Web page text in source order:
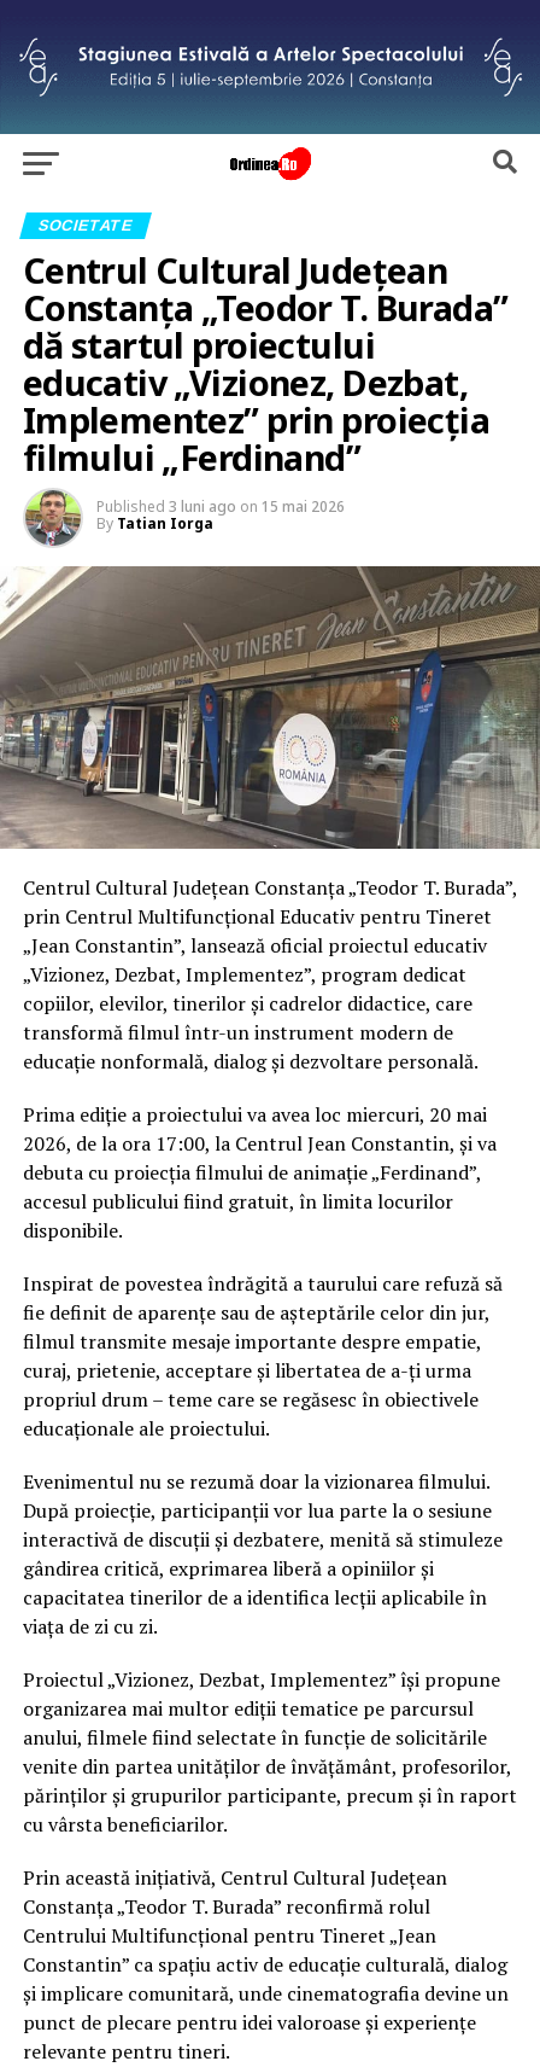
SOCIETATE
Centrul Cultural Județean
Constanța „Teodor T. Burada”
dă startul proiectului
educativ „Vizionez, Dezbat,
Implementez” prin proiecția
filmului „Ferdinand”
Published 3 luni ago on 15 mai 2026
By Tatian Iorga
Centrul Cultural Județean Constanța „Teodor T. Burada”,
prin Centrul Multifuncțional Educativ pentru Tineret
„Jean Constantin”, lansează oficial proiectul educativ
„Vizionez, Dezbat, Implementez”, program dedicat
copiilor, elevilor, tinerilor și cadrelor didactice, care
transformă filmul într-un instrument modern de
educație nonformală, dialog și dezvoltare personală.
Prima ediție a proiectului va avea loc miercuri, 20 mai
2026, de la ora 17:00, la Centrul Jean Constantin, și va
debuta cu proiecția filmului de animație „Ferdinand”,
accesul publicului fiind gratuit, în limita locurilor
disponibile.
Inspirat de povestea îndrăgită a taurului care refuză să
fie definit de aparențe sau de așteptările celor din jur,
filmul transmite mesaje importante despre empatie,
curaj, prietenie, acceptare și libertatea de a-ți urma
propriul drum – teme care se regăsesc în obiectivele
educaționale ale proiectului.
Evenimentul nu se rezumă doar la vizionarea filmului.
După proiecție, participanții vor lua parte la o sesiune
interactivă de discuții și dezbatere, menită să stimuleze
gândirea critică, exprimarea liberă a opiniilor și
capacitatea tinerilor de a identifica lecții aplicabile în
viața de zi cu zi.
Proiectul „Vizionez, Dezbat, Implementez” își propune
organizarea mai multor ediții tematice pe parcursul
anului, filmele fiind selectate în funcție de solicitările
venite din partea unităților de învățământ, profesorilor,
părinților și grupurilor participante, precum și în raport
cu vârsta beneficiarilor.
Prin această inițiativă, Centrul Cultural Județean
Constanța „Teodor T. Burada” reconfirmă rolul
Centrului Multifuncțional pentru Tineret „Jean
Constantin” ca spațiu activ de educație culturală, dialog
și implicare comunitară, unde cinematografia devine un
punct de plecare pentru idei valoroase și experiențe
relevante pentru tineri.